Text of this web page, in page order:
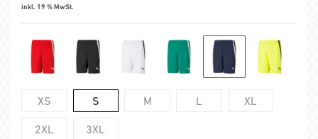
inkl. 19 % MwSt.
XS S M L XL
2XL 3XL